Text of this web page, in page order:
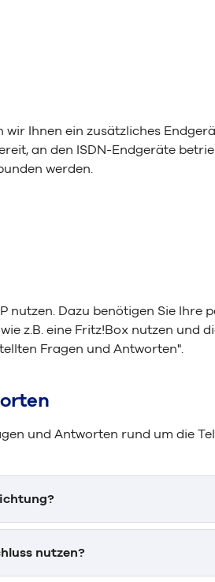
Ihnen ein zusätzliches
an den ISDN-Endgeräte
werden.
nutzen. Dazu benötigen Sie Ihre
z.B. eine Fritz!Box nutzen
Fragen und Antworten".
und Antworten rund um die
nutzen?